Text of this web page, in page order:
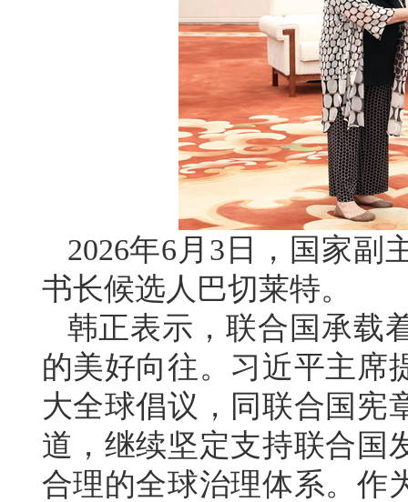
2026年6月3日，国家副
书长候选人巴切莱特。
韩正表示，联合国承载
的美好向往。习近平主席
大全球倡议，同联合国宪
道，继续坚定支持联合国
合理的全球治理体系。作